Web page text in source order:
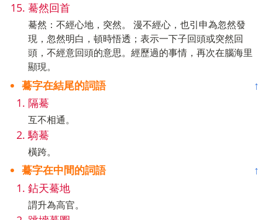
驀然回首
驀然：不經心地，突然。 漫不經心，也引申為忽然發
現，忽然明白，頓時悟透；表示一下子回頭或突然回
頭，不經意回頭的意思。經歷過的事情，再次在腦海里
顯現。
驀字在結尾的詞語
↑
隔驀
互不相通。
騎驀
橫跨。
驀字在中間的詞語
↑
鉆天驀地
謂升為高官。